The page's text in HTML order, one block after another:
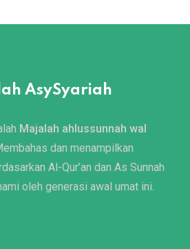
AsySyariah
Majalah ahlussunnah wal
dan menampilkan
Al-Qur’an dan As Sunnah
oleh generasi awal umat ini.